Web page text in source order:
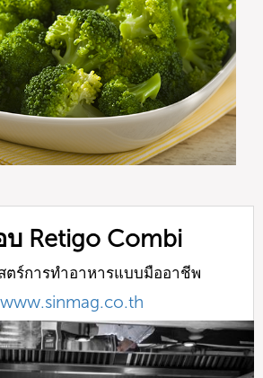
บ Retigo Combi
ตร์การทำอาหารแบบมืออาชีพ
www.sinmag.co.th